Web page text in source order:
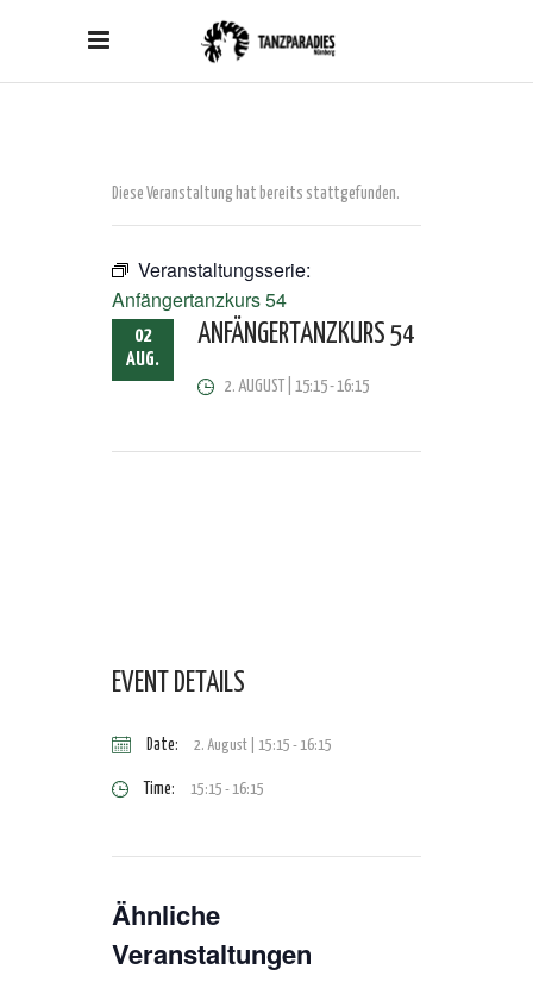
Diese Veranstaltung hat bereits stattgefunden.
Veranstaltungsserie:
Anfängertanzkurs 54
02
AUG.
ANFÄNGERTANZKURS 54
2. AUGUST | 15:15-16:15
EVENT DETAILS
Date: 2. August | 15:15 -16:15
Time: 15:15 - 16:15
Ähnliche
Veranstaltungen